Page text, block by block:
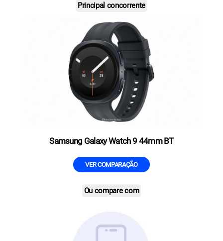
Principal concorrente
Samsung Galaxy Watch 9 44mm BT
VER COMPARAÇÃO
Ou compare com